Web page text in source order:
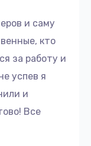
и саму
кто
за работу и
успев я
и
Все